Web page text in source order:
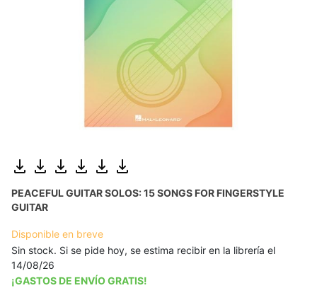
PEACEFUL GUITAR SOLOS: 15 SONGS FOR FINGERSTYLE
GUITAR
Disponible en breve
Sin stock. Si se pide hoy, se estima recibir en la librería el
14/08/26
¡GASTOS DE ENVÍO GRATIS!